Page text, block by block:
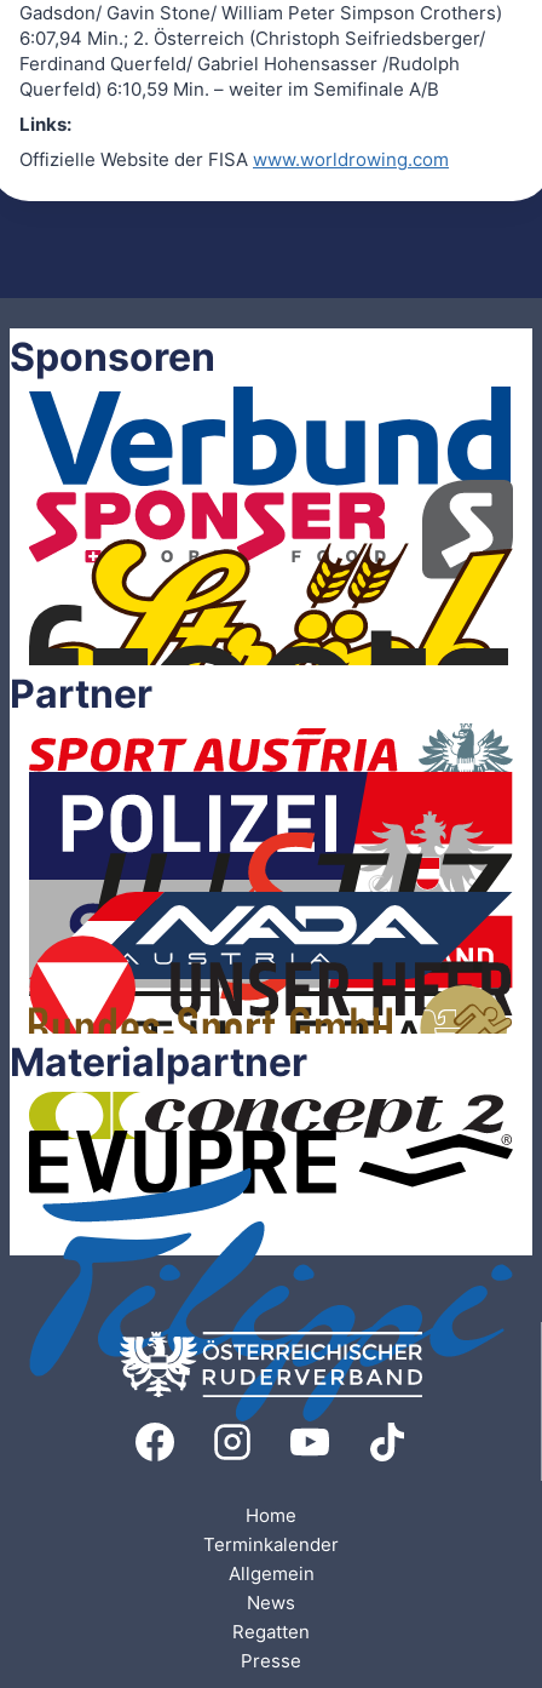
Gadsdon/ Gavin Stone/ William Peter Simpson Crothers)
6:07,94 Min.; 2. Österreich (Christoph Seifriedsberger/
Ferdinand Querfeld/ Gabriel Hohensasser /Rudolph
Querfeld) 6:10,59 Min. – weiter im Semifinale A/B
Links:
Offizielle Website der FISA www.worldrowing.com
Sponsoren
Partner
Materialpartner
Home
Terminkalender
Allgemein
News
Regatten
Presse